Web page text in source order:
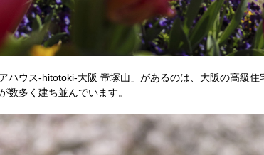
ハウス-hitotoki-大阪 帝塚山」があるのは、大阪の高級
数多く建ち並んでいます。